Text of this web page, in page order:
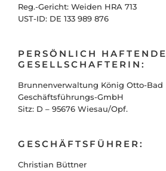
Reg.-Gericht: Weiden HRA 713
UST-ID: DE 133 989 876
PERSÖNLICH HAFTENDE
GESELLSCHAFTERIN:
Brunnenverwaltung König Otto-Bad
Geschäftsführungs-GmbH
Sitz: D – 95676 Wiesau/Opf.
GESCHÄFTSFÜHRER:
Christian Büttner